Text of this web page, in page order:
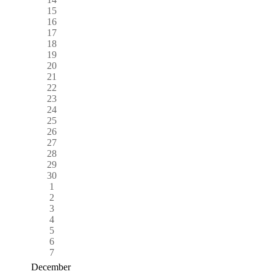
15
16
17
18
19
20
21
22
23
24
25
26
27
28
29
30
1
2
3
4
5
6
7
December